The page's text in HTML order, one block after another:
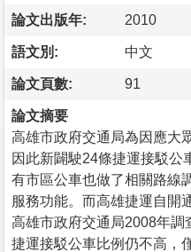
論文出版年: 2010
語文別: 中文
論文頁數: 91
論文摘要
高雄市政府交通局為因應大
因此新闢駛24條捷運接駁公
有市區公車也做了相關路線
服務功能。而高雄捷運自開
高雄市政府交通局2008年調
捷運接駁公車比例仍不高，